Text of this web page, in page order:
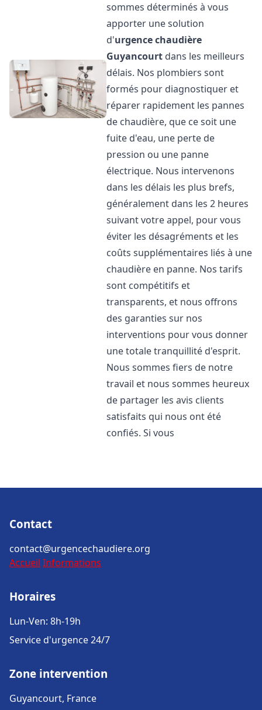
sommes déterminés à vous
apporter une solution
d'urgence chaudière
Guyancourt dans les meilleurs
délais. Nos plombiers sont
formés pour diagnostiquer et
réparer rapidement les pannes
de chaudière, que ce soit une
fuite d'eau, une perte de
pression ou une panne
électrique. Nous intervenons
dans les délais les plus brefs,
généralement dans les 2 heures
suivant votre appel, pour vous
éviter les désagréments et les
coûts supplémentaires liés à une
chaudière en panne. Nos tarifs
sont compétitifs et
transparents, et nous offrons
des garanties sur nos
interventions pour vous donner
une totale tranquillité d'esprit.
Nous sommes fiers de notre
travail et nous sommes heureux
de partager les avis clients
satisfaits qui nous ont été
confiés. Si vous
Contact
contact@urgencechaudiere.org
Accueil Informations
Horaires
Lun-Ven: 8h-19h
Service d'urgence 24/7
Zone intervention
Guyancourt, France